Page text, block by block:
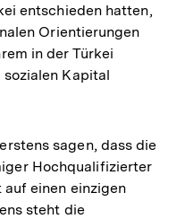
entschieden hatten,
Orientierungen
in der Türkei
Kapital
sagen, dass die
Hochqualifizierter
einen einzigen
steht die